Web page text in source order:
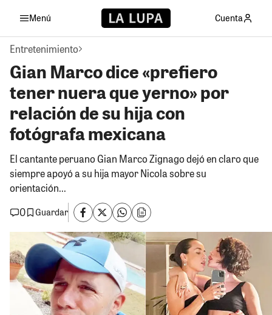
Menú Cuenta
Entretenimiento
Gian Marco dice «prefiero
tener nuera que yerno» por
relación de su hija con
fotógrafa mexicana
El cantante peruano Gian Marco Zignago dejó en claro que
siempre apoyó a su hija mayor Nicola sobre su
orientación...
0
Guardar